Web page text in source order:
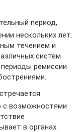
период,
нескольких лет.
течением и
систем
ремиссии
с возможностями
в органах